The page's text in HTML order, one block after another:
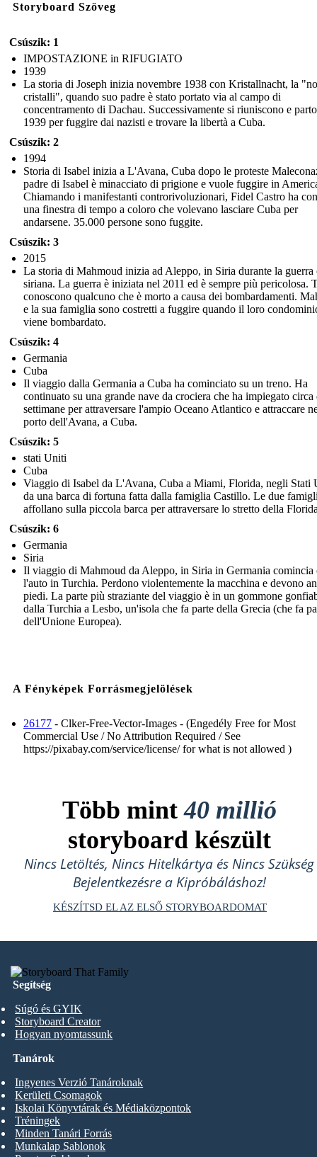
Storyboard Szöveg
Csúszik: 1
IMPOSTAZIONE in RIFUGIATO
1939
La storia di Joseph inizia novembre 1938 con Kristallnacht, la
cristalli", quando suo padre è stato portato via al campo di
concentramento di Dachau. Successivamente si riuniscono e
1939 per fuggire dai nazisti e trovare la libertà a Cuba.
Csúszik: 2
1994
Storia di Isabel inizia a L'Avana, Cuba dopo le proteste
padre di Isabel è minacciato di prigione e vuole fuggire in
Chiamando i manifestanti controrivoluzionari, Fidel Castro ha
una finestra di tempo a coloro che volevano lasciare Cuba per
andarsene. 35.000 persone sono fuggite.
Csúszik: 3
2015
La storia di Mahmoud inizia ad Aleppo, in Siria durante la
siriana. La guerra è iniziata nel 2011 ed è sempre più pericolosa.
conoscono qualcuno che è morto a causa dei bombardamenti.
e la sua famiglia sono costretti a fuggire quando il loro
viene bombardato.
Csúszik: 4
Germania
Cuba
Il viaggio dalla Germania a Cuba ha cominciato su un treno. Ha
continuato su una grande nave da crociera che ha impiegato circa
settimane per attraversare l'ampio Oceano Atlantico e attraccare
porto dell'Avana, a Cuba.
Csúszik: 5
stati Uniti
Cuba
Viaggio di Isabel da L'Avana, Cuba a Miami, Florida, negli Stati
da una barca di fortuna fatta dalla famiglia Castillo. Le due
affollano sulla piccola barca per attraversare lo stretto della
Csúszik: 6
Germania
Siria
Il viaggio di Mahmoud da Aleppo, in Siria in Germania comincia
l'auto in Turchia. Perdono violentemente la macchina e devono
piedi. La parte più straziante del viaggio è in un gommone
dalla Turchia a Lesbo, un'isola che fa parte della Grecia (che fa
dell'Unione Europea).
A Fényképek Forrásmegjelölések
26177 - Clker-Free-Vector-Images - (Engedély Free for Most
Commercial Use / No Attribution Required / See
https://pixabay.com/service/license/ for what is not allowed )
Több mint40 millió
storyboard készült
Nincs Letöltés, Nincs Hitelkártya és Nincs Szükség
Bejelentkezésre a Kipróbáláshoz!
KÉSZÍTSD EL AZ ELSŐ STORYBOARDOMAT
Segítség
Súgó és GYIK
Storyboard Creator
Hogyan nyomtassunk
Tanárok
Ingyenes Verzió Tanároknak
Kerületi Csomagok
Iskolai Könyvtárak és Médiaközpontok
Tréningek
Minden Tanári Forrás
Munkalap Sablonok